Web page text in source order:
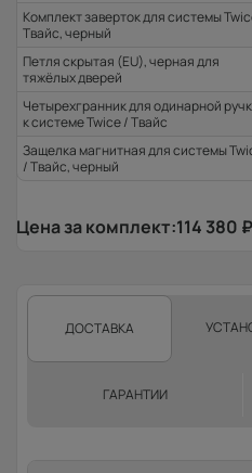
Комплект заверток для системы
Твайс, черный
Петля скрытая (EU), черная для
тяжёлых дверей
Четырехгранник для одинарной
к системе Twice / Твайс
Защелка магнитная для системы
/ Твайс, черный
Цена за комплект:114 380 ₽
ДОСТАВКА
ГАРАНТИИ